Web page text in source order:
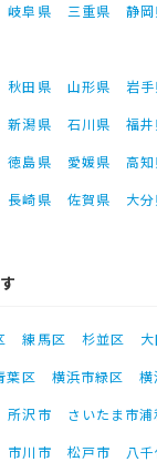
岐阜県 三重県
静
秋田県 山形県 岩
新潟県 石川県 福
徳島県 愛媛県 高
長崎県 佐賀県 大
練馬区 杉並区
葉区 横浜市緑区
所沢市 さいたま市
市川市 松戸市 八